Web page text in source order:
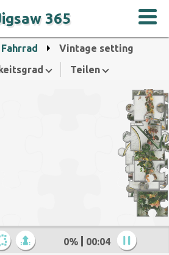
365
Fahrrad
Vintage setting
Teilen
0% 00:05